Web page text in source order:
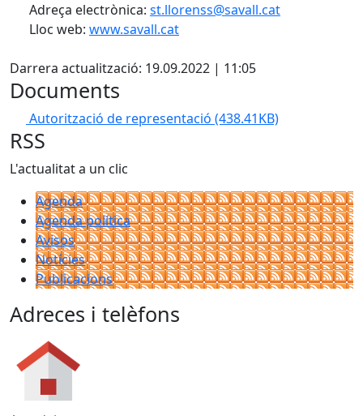
Adreça electrònica: st.llorenss@savall.cat
Lloc web: www.savall.cat
Darrera actualització: 19.09.2022 | 11:05
Documents
Autorització de representació (438.41KB)
RSS
L'actualitat a un clic
Agenda
Agenda política
Avisos
Notícies
Publicacions
Adreces i telèfons